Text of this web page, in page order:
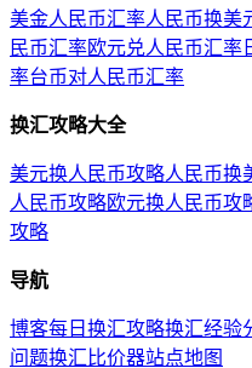
美金人民币汇率人民币换美
民币汇率欧元兑人民币汇率
率台币对人民币汇率
换汇攻略大全
美元换人民币攻略人民币换
人民币攻略欧元换人民币攻
攻略
导航
博客每日换汇攻略换汇经验
问题换汇比价器站点地图